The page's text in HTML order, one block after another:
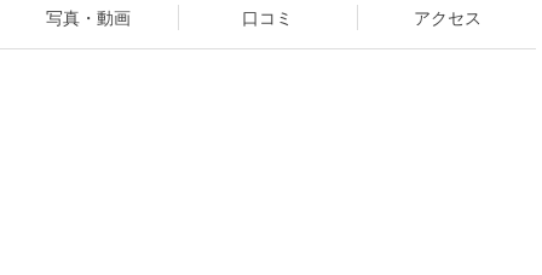
写真・動画 口コミ アクセス